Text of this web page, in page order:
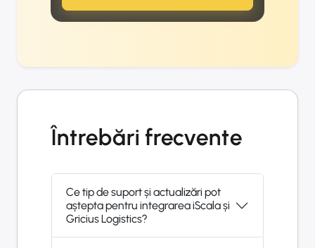
Întrebări frecvente
Ce tip de suport și actualizări pot
aștepta pentru integrarea iScala și
Gricius Logistics?